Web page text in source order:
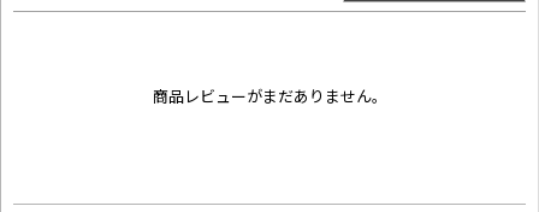
商品レビューがまだありません。